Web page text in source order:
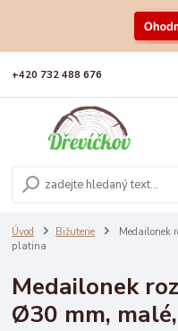
+420 732 488 676
Úvod Bižuterie
Medailonek
platina
Medailonek
Ø30 mm,